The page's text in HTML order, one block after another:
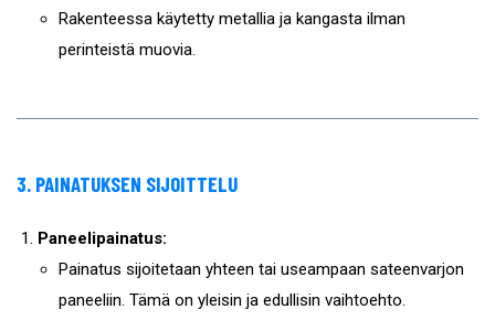
Rakenteessa käytetty metallia ja kangasta ilman
perinteistä muovia.
3. PAINATUKSEN SIJOITTELU
Paneelipainatus:
Painatus sijoitetaan yhteen tai useampaan sateenvarjon
paneeliin. Tämä on yleisin ja edullisin vaihtoehto.